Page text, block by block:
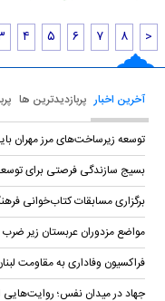
۴ ۵ ۶ ۷ ۸ >
آخرین اخبار پربازدیدترین ها
توسعه زیرساخت‌های مرز مهران باید متناسب با
بسیج سازندگی فرصتی برای
برگزاری مسابقات کتاب‌خوانی فرهنگی در لشگر ۸۴ خرم‌آباد
مواضع مزدوران عربستان زیر
فراکسیون وفاداری به مقاومت
جهاد در میدان نفس؛ روایت‌هایی